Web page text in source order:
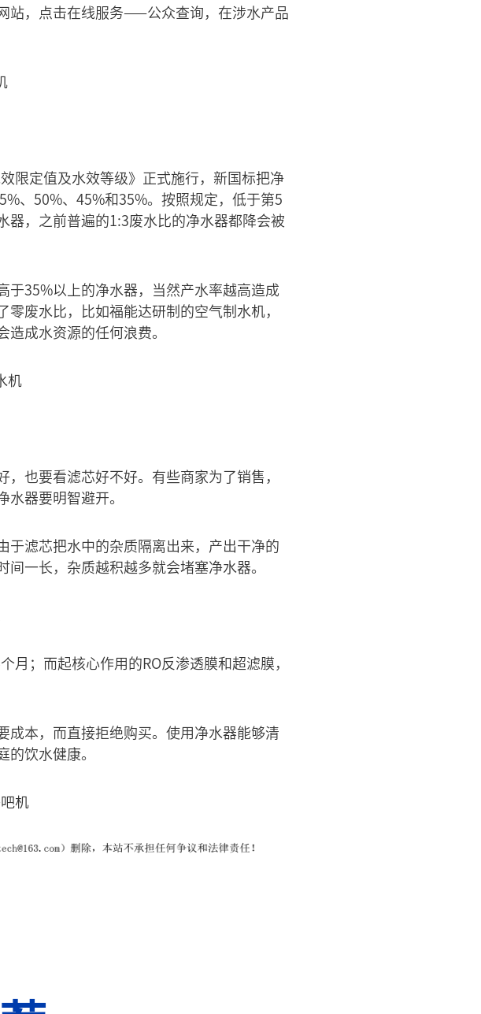
站，点击在线服务——公众查询，在涉水产品
限定值及水效等级》正式施行，新国标把净
、50%、45%和35%。按照规定，低于第5
，之前普遍的1:3废水比的净水器都降会被
35%以上的净水器，当然产水率越高造成
废水比，比如福能达研制的空气制水机，
成水资源的任何浪费。
也要看滤芯好不好。有些商家为了销售，
器要明智避开。
滤芯把水中的杂质隔离出来，产出干净的
一长，杂质越积越多就会堵塞净水器。
；而起核心作用的RO反渗透膜和超滤膜，
本，而直接拒绝购买。使用净水器能够清
饮水健康。